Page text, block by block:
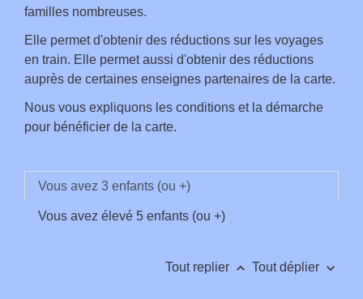
familles nombreuses.
Elle permet d'obtenir des réductions sur les voyages
en train. Elle permet aussi d'obtenir des réductions
auprès de certaines enseignes partenaires de la carte.
Nous vous expliquons les conditions et la démarche
pour bénéficier de la carte.
Vous avez 3 enfants (ou +)
Vous avez élevé 5 enfants (ou +)
Tout replier keyboard_arrow_up Tout déplier keyboard_arrow_down